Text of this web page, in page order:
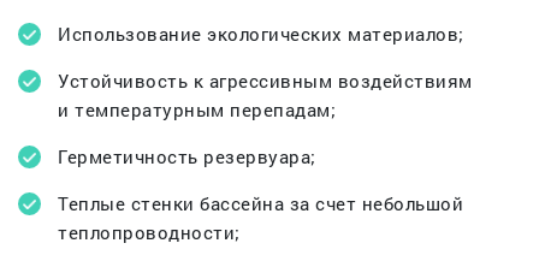
Использование экологических материалов;
Устойчивость к агрессивным воздействиям
и температурным перепадам;
Герметичность резервуара;
Теплые стенки бассейна за счет небольшой
теплопроводности;